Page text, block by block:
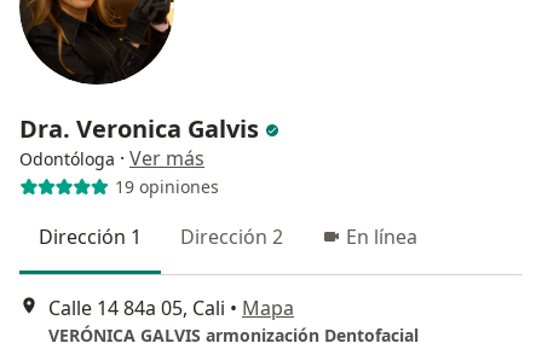
Dra. Veronica Galvis
Odontóloga · Ver más
19 opiniones
Dirección 1 Dirección 2 En línea
Calle 14 84a 05, Cali • Mapa
VERÓNICA GALVIS armonización Dentofacial